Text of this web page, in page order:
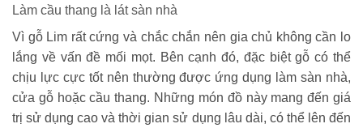
Làm cầu thang là lát sàn nhà
Vì gỗ Lim rất cứng và chắc chắn nên gia chủ không cần lo
lắng về vấn đề mối mọt. Bên cạnh đó, đặc biệt gỗ có thể
chịu lực cực tốt nên thường được ứng dụng làm sàn nhà,
cửa gỗ hoặc cầu thang. Những món đồ này mang đến giá
trị sử dụng cao và thời gian sử dụng lâu dài, có thể lên đến